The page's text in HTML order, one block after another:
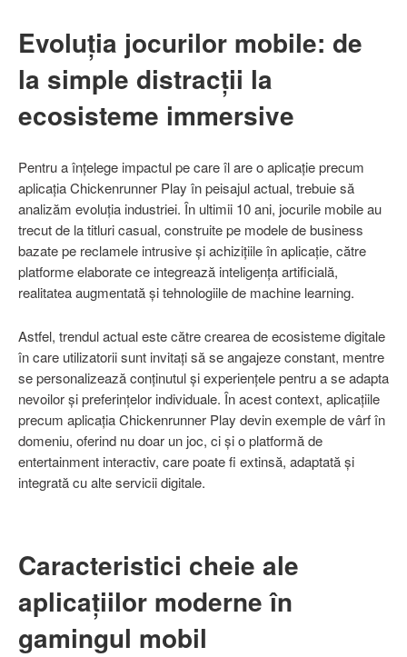
Evoluția jocurilor mobile: de
la simple distracții la
ecosisteme immersive
Pentru a înțelege impactul pe care îl are o aplicație precum
aplicația Chickenrunner Play în peisajul actual, trebuie să
analizăm evoluția industriei. În ultimii 10 ani, jocurile mobile au
trecut de la titluri casual, construite pe modele de business
bazate pe reclamele intrusive și achizițiile în aplicație, către
platforme elaborate ce integrează inteligența artificială,
realitatea augmentată și tehnologiile de machine learning.
Astfel, trendul actual este către crearea de ecosisteme digitale
în care utilizatorii sunt invitați să se angajeze constant, mentre
se personalizează conținutul și experiențele pentru a se adapta
nevoilor și preferințelor individuale. În acest context, aplicațiile
precum aplicația Chickenrunner Play devin exemple de vârf în
domeniu, oferind nu doar un joc, ci și o platformă de
entertainment interactiv, care poate fi extinsă, adaptată și
integrată cu alte servicii digitale.
Caracteristici cheie ale
aplicațiilor moderne în
gamingul mobil